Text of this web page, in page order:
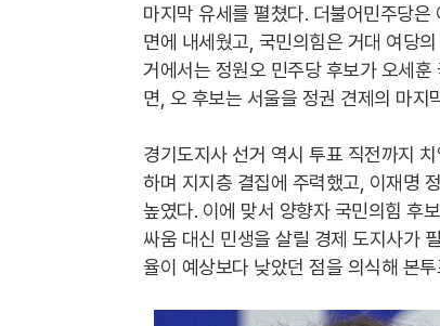
마지막 유세를 펼쳤다. 더불어민주당
면에 내세웠고, 국민의힘은 거대 여당
거에서는 정원오 민주당 후보가 오세
면, 오 후보는 서울을 정권 견제의 마지
경기도지사 선거 역시 투표 직전까지
하며 지지층 결집에 주력했고, 이재명
높였다. 이에 맞서 양향자 국민의힘 후
싸움 대신 민생을 살릴 경제 도지사가
율이 예상보다 낮았던 점을 의식해 본